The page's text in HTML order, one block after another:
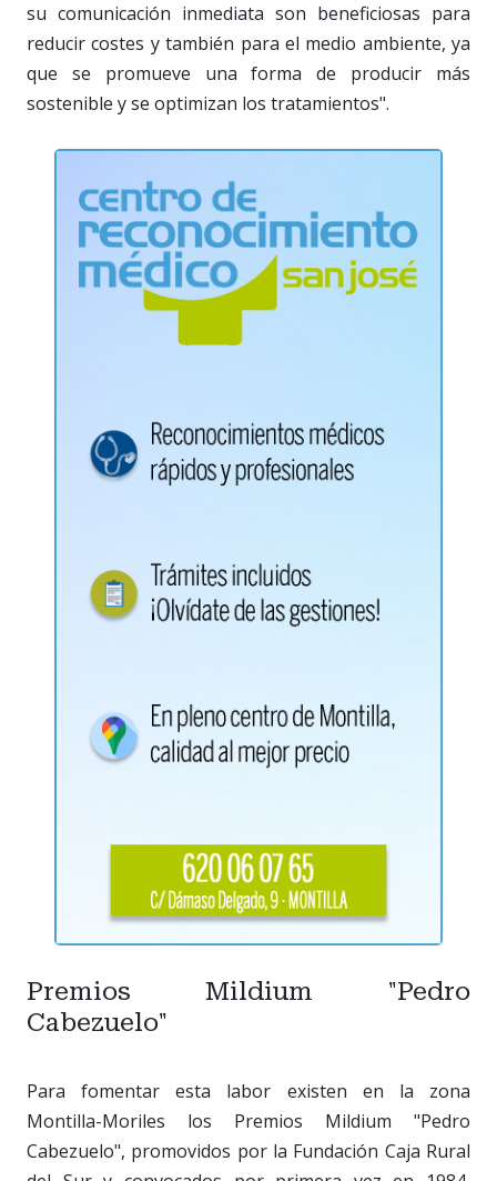
su comunicación inmediata son beneficiosas para
reducir costes y también para el medio ambiente, ya
que se promueve una forma de producir más
sostenible y se optimizan los tratamientos".
Premios Mildium "Pedro
Cabezuelo"
Para fomentar esta labor existen en la zona
Montilla-Moriles los Premios Mildium "Pedro
Cabezuelo", promovidos por la Fundación Caja Rural